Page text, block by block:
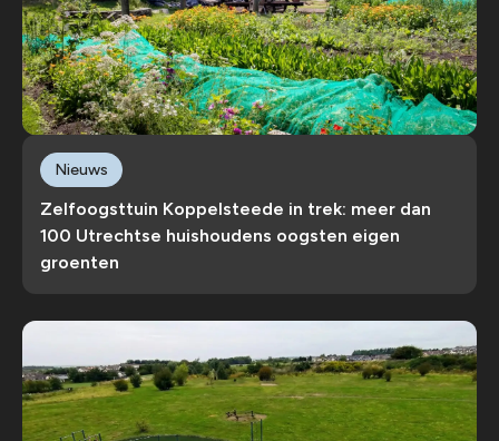
Zelfoogsttuin Koppelsteede in trek: meer dan
100 Utrechtse huishoudens oogsten eigen
groenten
Nieuws